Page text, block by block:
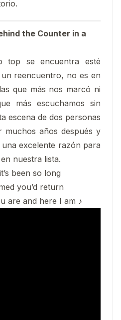
the Counter in a
top se encuentra esté
reencuentro, no es en
que más nos marcó ni
más escuchamos sin
escena de dos personas
muchos años después y
excelente razón para
nuestra lista.
been so long
you’d return
are and here I am ♪